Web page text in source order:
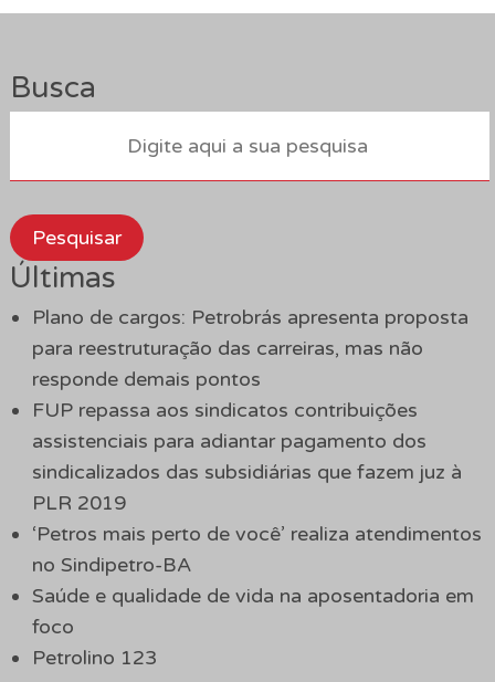
Busca
Pesquisar
Últimas
Plano de cargos: Petrobrás apresenta proposta
para reestruturação das carreiras, mas não
responde demais pontos
FUP repassa aos sindicatos contribuições
assistenciais para adiantar pagamento dos
sindicalizados das subsidiárias que fazem juz à
PLR 2019
‘Petros mais perto de você’ realiza atendimentos
no Sindipetro-BA
Saúde e qualidade de vida na aposentadoria em
foco
Petrolino 123